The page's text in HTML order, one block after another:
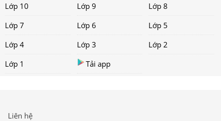
Lớp 10
Lớp 9
Lớp 8
Lớp 7
Lớp 6
Lớp 5
Lớp 4
Lớp 3
Lớp 2
Lớp 1
Tải app
Liên hệ